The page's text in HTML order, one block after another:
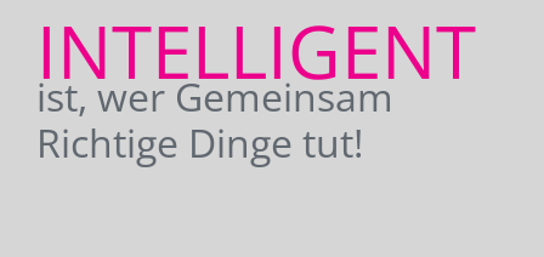
INTELLIGENT
ist, wer Gemeinsam
Richtige Dinge tut!